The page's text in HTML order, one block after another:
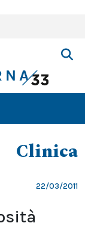
Clinica
22/03/2011